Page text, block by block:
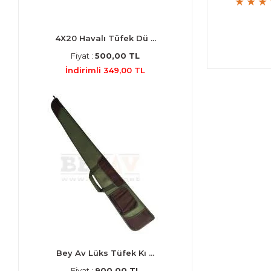
4X20 Havalı Tüfek Dü ...
Fiyat : 500,00 TL
İndirimli 349,00 TL
Bey Av Lüks Tüfek Kı ...